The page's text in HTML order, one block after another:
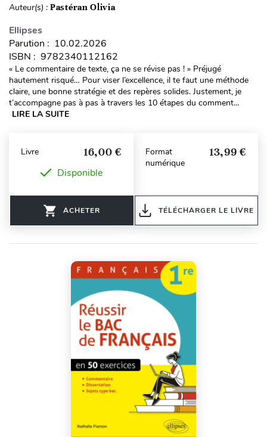
Auteur(s) : Pastéran Olivia
Ellipses
Parution : 10.02.2026
ISBN : 9782340112162
« Le commentaire de texte, ça ne se révise pas ! » Préjugé
hautement risqué… Pour viser l’excellence, il te faut une méthode
claire, une bonne stratégie et des repères solides. Justement, je
t’accompagne pas à pas à travers les 10 étapes du comment...
LIRE LA SUITE
Livre 16,00 €
Disponible
ACHETER
Format
numérique
13,99 €
TÉLÉCHARGER LE LIVRE